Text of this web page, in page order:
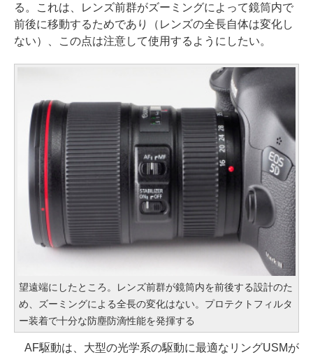
る。これは、レンズ前群がズーミングによって鏡筒内で
前後に移動するためであり（レンズの全長自体は変化し
ない）、この点は注意して使用するようにしたい。
望遠端にしたところ。レンズ前群が鏡筒内を前後する設計のた
め、ズーミングによる全長の変化はない。プロテクトフィルタ
ー装着で十分な防塵防滴性能を発揮する
AF駆動は、大型の光学系の駆動に最適なリングUSMが